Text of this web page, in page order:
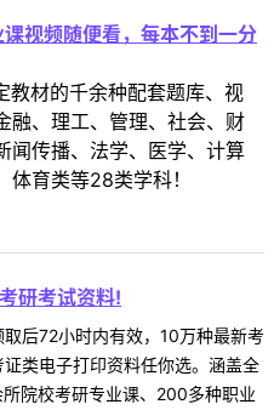
视频随便看，每本不到一分
教材的千余种配套题库、视
融、理工、管理、社会、财
闻传播、法学、医学、计算
育类等28类学科！
研考试资料!
取后72小时内有效，10万种最新考
证类电子打印资料任你选。涵盖全
院校考研专业课、200多种职业